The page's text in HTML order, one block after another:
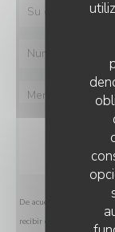
De acuerdo con la
recibir comunicaciones